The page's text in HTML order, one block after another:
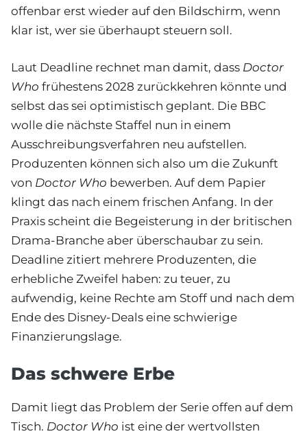
offenbar erst wieder auf den Bildschirm, wenn
klar ist, wer sie überhaupt steuern soll.
Laut Deadline rechnet man damit, dass Doctor
Who frühestens 2028 zurückkehren könnte und
selbst das sei optimistisch geplant. Die BBC
wolle die nächste Staffel nun in einem
Ausschreibungsverfahren neu aufstellen.
Produzenten können sich also um die Zukunft
von Doctor Who bewerben. Auf dem Papier
klingt das nach einem frischen Anfang. In der
Praxis scheint die Begeisterung in der britischen
Drama-Branche aber überschaubar zu sein.
Deadline zitiert mehrere Produzenten, die
erhebliche Zweifel haben: zu teuer, zu
aufwendig, keine Rechte am Stoff und nach dem
Ende des Disney-Deals eine schwierige
Finanzierungslage.
Das schwere Erbe
Damit liegt das Problem der Serie offen auf dem
Tisch. Doctor Who ist eine der wertvollsten